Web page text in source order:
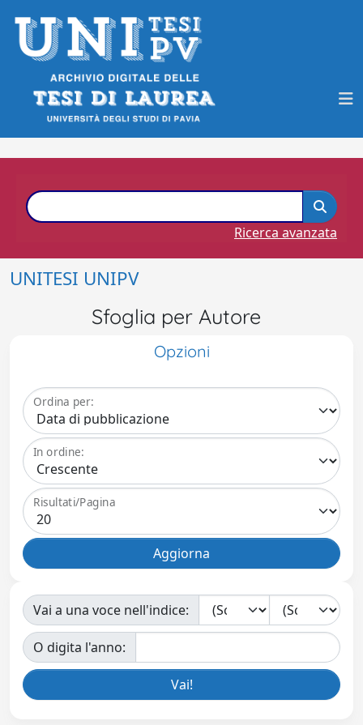
Ricerca avanzata
UNITESI UNIPV
Sfoglia per Autore
Opzioni
Ordina per:
In ordine:
Risultati/Pagina
Vai a una voce nell'indice:
O digita l'anno: